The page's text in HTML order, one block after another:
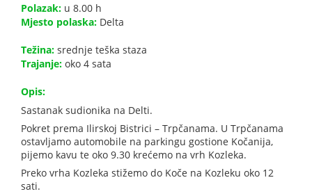
Polazak: u 8.00 h
Mjesto polaska: Delta
Težina: srednje teška staza
Trajanje: oko 4 sata
Opis:
Sastanak sudionika na Delti.
Pokret prema Ilirskoj Bistrici – Trpčanama. U Trpčanama
ostavljamo automobile na parkingu gostione Kočanija,
pijemo kavu te oko 9.30 krećemo na vrh Kozleka.
Preko vrha Kozleka stižemo do Koče na Kozleku oko 12
sati.